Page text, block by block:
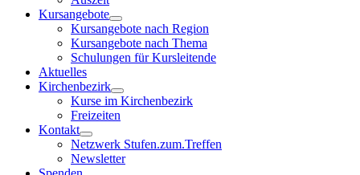
Kursangebote
Kursangebote nach Region
Kursangebote nach Thema
Schulungen für Kursleitende
Aktuelles
Kirchenbezirk
Kurse im Kirchenbezirk
Freizeiten
Kontakt
Netzwerk Stufen.zum.Treffen
Newsletter